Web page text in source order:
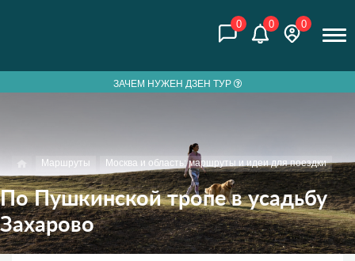
0 0 0
ЗАЧЕМ НУЖЕН ДЗЕН ТУР
Маршруты Москва и область: маршруты и идеи для поездки
По Пушкинской тропе в усадьбу
Захарово